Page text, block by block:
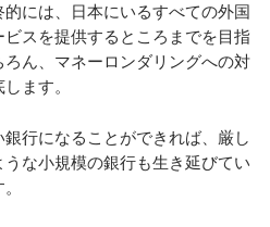
には、日本にいるすべての外国
スを提供するところまでを目指
ん、マネーロンダリングへの対
ます。
行になることができれば、厳し
な小規模の銀行も生き延びてい